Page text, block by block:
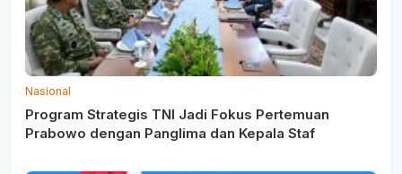
Nasional
Program Strategis TNI Jadi Fokus Pertemuan
Prabowo dengan Panglima dan Kepala Staf